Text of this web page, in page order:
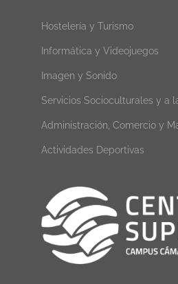
Hostelería y Turismo
Informática y Videojuegos
Imagen y Sonido
Servicios Socioculturales y a
Administración, Comercio y
Actividades Deportivas